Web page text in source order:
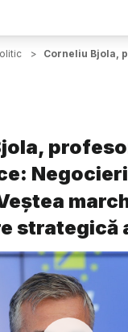
> Corneliu Bjola,
strategică